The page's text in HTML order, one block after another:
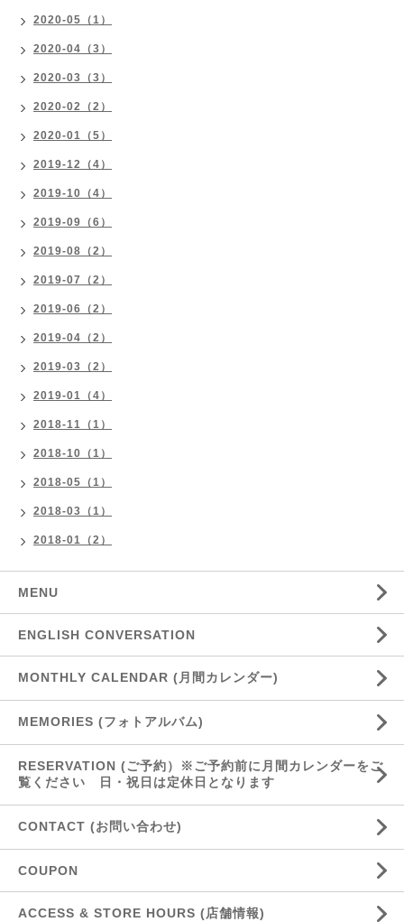
2020-05（1）
2020-04（3）
2020-03（3）
2020-02（2）
2020-01（5）
2019-12（4）
2019-10（4）
2019-09（6）
2019-08（2）
2019-07（2）
2019-06（2）
2019-04（2）
2019-03（2）
2019-01（4）
2018-11（1）
2018-10（1）
2018-05（1）
2018-03（1）
2018-01（2）
MENU
ENGLISH CONVERSATION
MONTHLY CALENDAR (月間カレンダー)
MEMORIES (フォトアルバム)
RESERVATION (ご予約）※ご予約前に月間カレンダーをご
覧ください 日・祝日は定休日となります
CONTACT (お問い合わせ)
COUPON
ACCESS & STORE HOURS (店舗情報)